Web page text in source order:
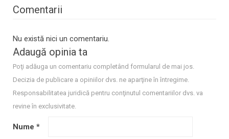
Comentarii
Nu există nici un comentariu.
Adaugă opinia ta
Poţi adăuga un comentariu completând formularul de mai jos.
Decizia de publicare a opiniilor dvs. ne aparţine în întregime.
Responsabilitatea juridică pentru conţinutul comentariilor dvs. va
revine în exclusivitate.
Nume *